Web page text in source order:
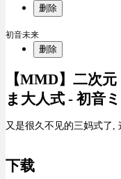
删除
初音未来
删除
【MMD】二次
ま大人式 - 初音ミ
又是很久不见的三妈式了,
下载